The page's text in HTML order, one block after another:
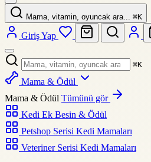
Mama, vitamin, oyuncak ara... ⌘K
Giriş Yap
⌘K
Mama & Ödül
Mama & Ödül Tümünü gör
Kedi Ek Besin & Ödül
Petshop Serisi Kedi Mamaları
Veteriner Serisi Kedi Mamaları